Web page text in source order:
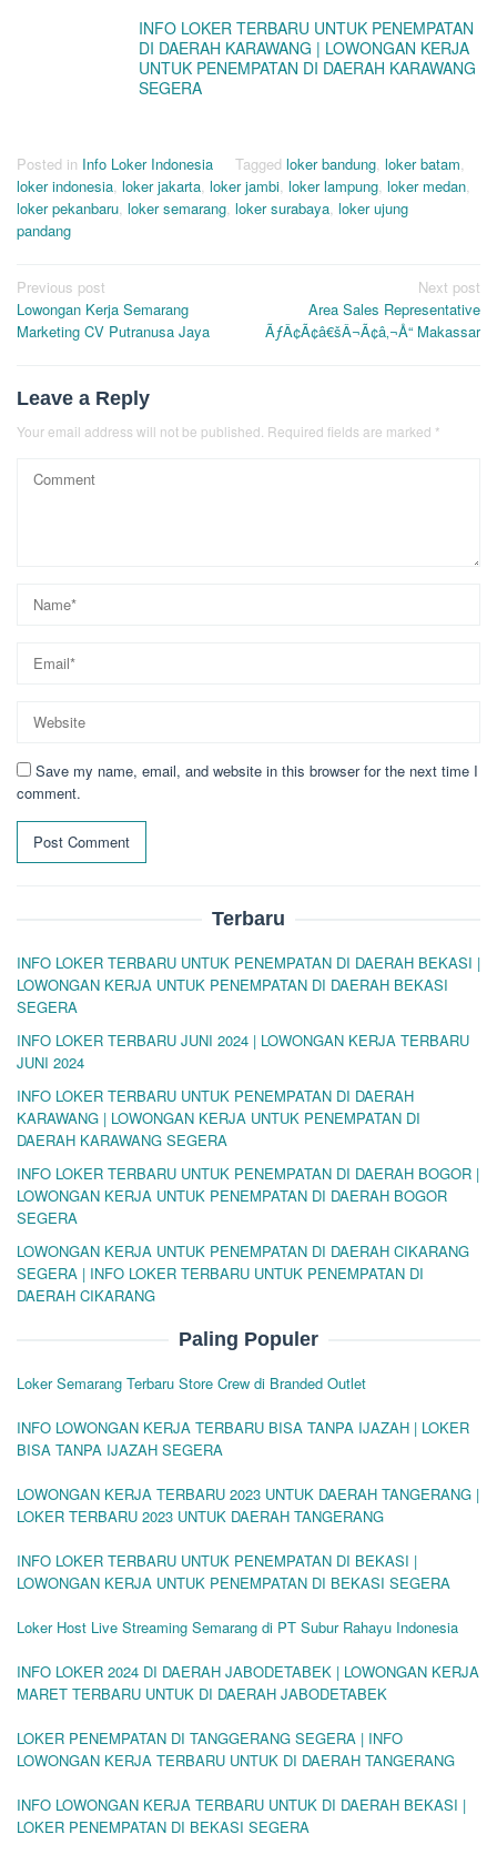
INFO LOKER TERBARU UNTUK PENEMPATAN
DI DAERAH KARAWANG | LOWONGAN KERJA
UNTUK PENEMPATAN DI DAERAH KARAWANG
SEGERA
Posted in Info Loker Indonesia Tagged loker bandung, loker batam,
loker indonesia, loker jakarta, loker jambi, loker lampung, loker medan,
loker pekanbaru, loker semarang, loker surabaya, loker ujung
pandang
Post
navigation
Previous post
Lowongan Kerja Semarang
Marketing CV Putranusa Jaya
Next post
Area Sales Representative
ÃƒÂ¢Ã¢â€šÂ¬Ã¢â‚¬Å“ Makassar
Leave a Reply
Your email address will not be published. Required fields are marked *
Save my name, email, and website in this browser for the next time I
comment.
Terbaru
INFO LOKER TERBARU UNTUK PENEMPATAN DI DAERAH BEKASI |
LOWONGAN KERJA UNTUK PENEMPATAN DI DAERAH BEKASI
SEGERA
INFO LOKER TERBARU JUNI 2024 | LOWONGAN KERJA TERBARU
JUNI 2024
INFO LOKER TERBARU UNTUK PENEMPATAN DI DAERAH
KARAWANG | LOWONGAN KERJA UNTUK PENEMPATAN DI
DAERAH KARAWANG SEGERA
INFO LOKER TERBARU UNTUK PENEMPATAN DI DAERAH BOGOR |
LOWONGAN KERJA UNTUK PENEMPATAN DI DAERAH BOGOR
SEGERA
LOWONGAN KERJA UNTUK PENEMPATAN DI DAERAH CIKARANG
SEGERA | INFO LOKER TERBARU UNTUK PENEMPATAN DI
DAERAH CIKARANG
Paling Populer
Loker Semarang Terbaru Store Crew di Branded Outlet
INFO LOWONGAN KERJA TERBARU BISA TANPA IJAZAH | LOKER
BISA TANPA IJAZAH SEGERA
LOWONGAN KERJA TERBARU 2023 UNTUK DAERAH TANGERANG |
LOKER TERBARU 2023 UNTUK DAERAH TANGERANG
INFO LOKER TERBARU UNTUK PENEMPATAN DI BEKASI |
LOWONGAN KERJA UNTUK PENEMPATAN DI BEKASI SEGERA
Loker Host Live Streaming Semarang di PT Subur Rahayu Indonesia
INFO LOKER 2024 DI DAERAH JABODETABEK | LOWONGAN KERJA
MARET TERBARU UNTUK DI DAERAH JABODETABEK
LOKER PENEMPATAN DI TANGGERANG SEGERA | INFO
LOWONGAN KERJA TERBARU UNTUK DI DAERAH TANGERANG
INFO LOWONGAN KERJA TERBARU UNTUK DI DAERAH BEKASI |
LOKER PENEMPATAN DI BEKASI SEGERA